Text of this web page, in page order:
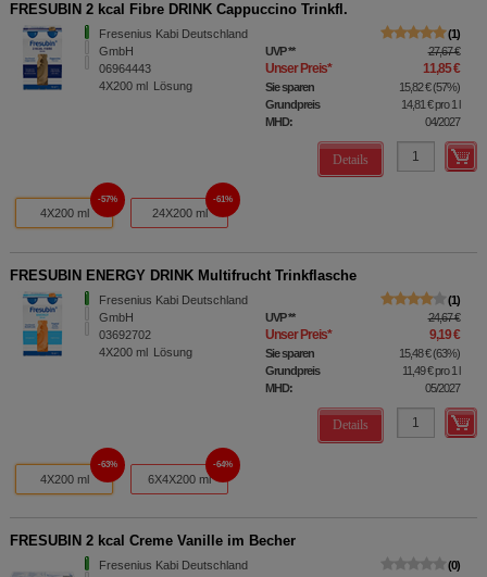
FRESUBIN 2 kcal Fibre DRINK Cappuccino Trinkfl.
Fresenius Kabi Deutschland
GmbH
06964443
4X200 ml Lösung
1
UVP** 27,67 €
Unser Preis* 11,85 €
Sie sparen 15,82 €(57%)
Grundpreis
14,81 €pro 1 l
MHD:
04/2027
Details
4X200 ml
57%
24X200 ml
61%
FRESUBIN ENERGY DRINK Multifrucht Trinkflasche
Fresenius Kabi Deutschland
GmbH
03692702
4X200 ml Lösung
1
UVP** 24,67 €
Unser Preis* 9,19 €
Sie sparen 15,48 €(63%)
Grundpreis
11,49 €pro 1 l
MHD:
05/2027
Details
4X200 ml
63%
6X4X200 ml
64%
FRESUBIN 2 kcal Creme Vanille im Becher
Fresenius Kabi Deutschland
0